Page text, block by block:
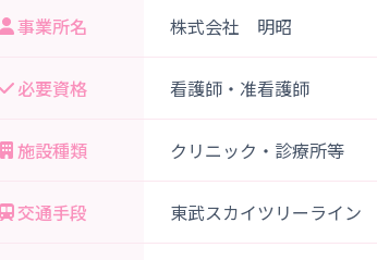
事業所名 株式会社 明昭
必要資格 看護師・准看護師
施設種類 クリニック・診療所等
交通手段 東武スカイツリーライ